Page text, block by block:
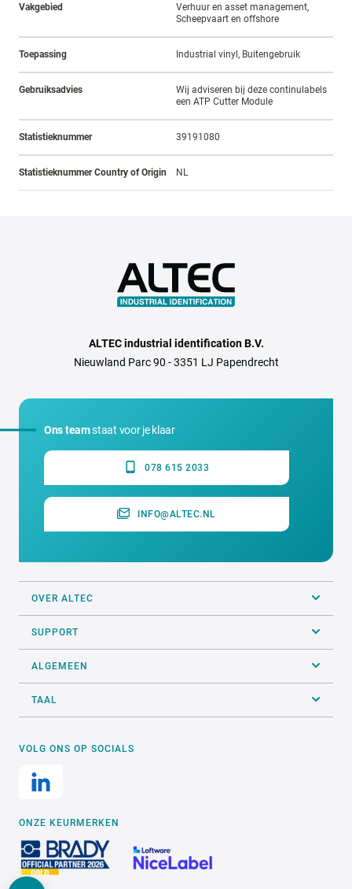
Vakgebied
Verhuur en asset management,
Scheepvaart en offshore
Toepassing Industrial vinyl, Buitengebruik
Gebruiksadvies
Wij adviseren bij deze continulabels
een ATP Cutter Module
Statistieknummer 39191080
Statistieknummer Country of Origin NL
ALTEC industrial identification B.V.
Nieuwland Parc 90 - 3351 LJ Papendrecht
Ons teamstaat voor je klaar
078 615 2033
INFO@ALTEC.NL
OVER ALTEC
SUPPORT
ALGEMEEN
TAAL
VOLG ONS OP SOCIALS
ONZE KEURMERKEN